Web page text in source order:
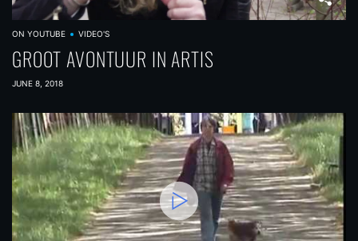
ON YOUTUBE VIDEO'S
GROOT AVONTUUR IN ARTIS
JUNE 8, 2018